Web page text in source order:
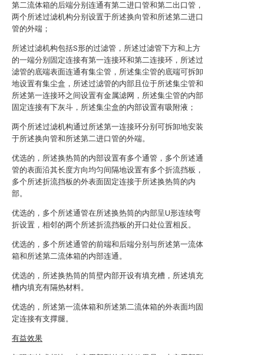
第二流体箱的后端分别连通有第二进口管和第二出口管，
两个所述过滤机构分别设置于所述换向管和所述第二进口
管的外端；
所述过滤机构包括S形的过滤管，所述过滤管下方和上方
的一端分别固定连接有第一连接环和第二连接环，所述过
滤管的底端表面连通有集尘管，所述集尘管的底端可拆卸
地设置有集尘盒，所述过滤管的内部且位于所述集尘管和
所述第一连接环之间设置有金属滤网，所述集尘管的内部
固定连接有下灰斗，所述集尘盒的内部设置有吸附液；
两个所述过滤机构通过所述第一连接环分别可拆卸地安装
于所述换向管和所述第二进口管的外端。
优选的，所述换热筒的内部设置有多个通管，多个所述通
管的表面沿其长度方向均匀间隔地设置有多个折流挡板，
多个所述折流挡板的外表面固定连接于所述换热筒的内
部。
优选的，多个所述通管在所述换热筒的内部呈U形连续弯
折设置，相邻的两个所述折流挡板的开口处位置相反。
优选的，多个所述通管的前端和后端分别与所述第一流体
箱和所述第二流体箱的内部连通。
优选的，所述换热筒的筒壁内部开设有填充槽，所述填充
槽内填充有隔热材料。
优选的，所述第一流体箱和所述第二流体箱的外表面均固
定连接有支撑腿。
有益效果